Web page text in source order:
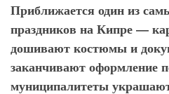
Приближается один из
праздников на Кипре —
дошивают костюмы и
заканчивают оформление
муниципалитеты